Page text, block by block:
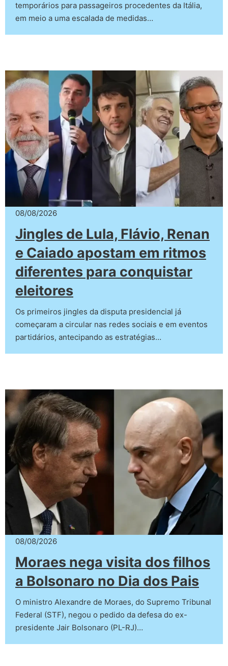
temporários para passageiros procedentes da Itália,
em meio a uma escalada de medidas…
08/08/2026
Jingles de Lula, Flávio, Renan
e Caiado apostam em ritmos
diferentes para conquistar
eleitores
Os primeiros jingles da disputa presidencial já
começaram a circular nas redes sociais e em eventos
partidários, antecipando as estratégias…
08/08/2026
Moraes nega visita dos filhos
a Bolsonaro no Dia dos Pais
O ministro Alexandre de Moraes, do Supremo Tribunal
Federal (STF), negou o pedido da defesa do ex-
presidente Jair Bolsonaro (PL-RJ)…